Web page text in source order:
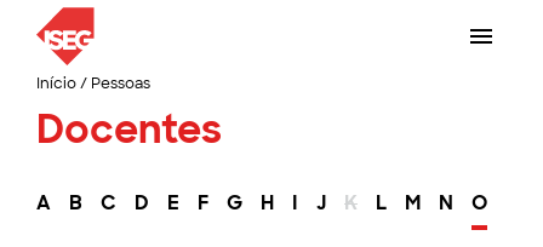
Início/ Pessoas
Docentes
A B C D E F G H I J K L M N O